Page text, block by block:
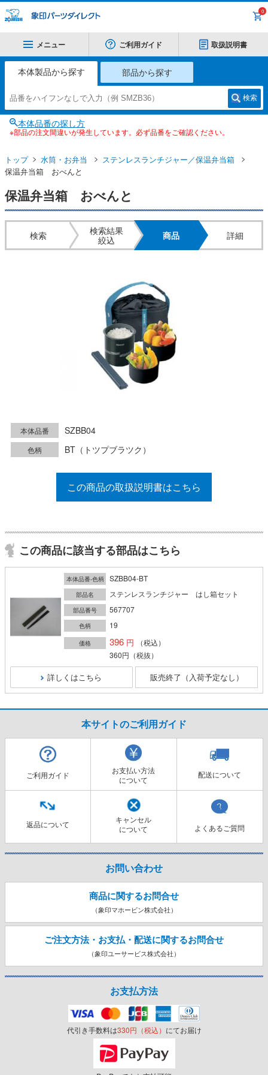
0
メニュー ご利用ガイド 取扱説明書
本体製品から探す 部品から探す
検索
本体品番の探し方
※部品の注文間違いが発生しています。必ず品番をご確認ください。
トップ 水筒・お弁当
ステンレスランチジャー／保温弁当箱
保温弁当箱 おべんと
保温弁当箱 おべんと
検索
検索結果
絞込
商品 詳細
本体品番 SZBB04
色柄 BT（トツプブラツク）
この商品の取扱説明書はこちら
この商品に該当する部品はこちら
本体品番-色柄 SZBB04-BT
部品名 ステンレスランチジャー はし箱セット
部品番号 567707
色柄 19
価格 396
（税込）
360円 （税抜）
詳しくはこちら 販売終了（入荷予定なし）
本サイトのご利用ガイド
ご利用ガイド
お支払い方法
について
配送について
返品について
キャンセル
について
よくあるご質問
お問い合わせ
商品に関するお問合せ
（象印マホービン株式会社）
ご注文方法・お支払・配送に関するお問合せ
（象印ユーサービス株式会社）
お支払方法
代引き手数料は330円（税込） にてお届け